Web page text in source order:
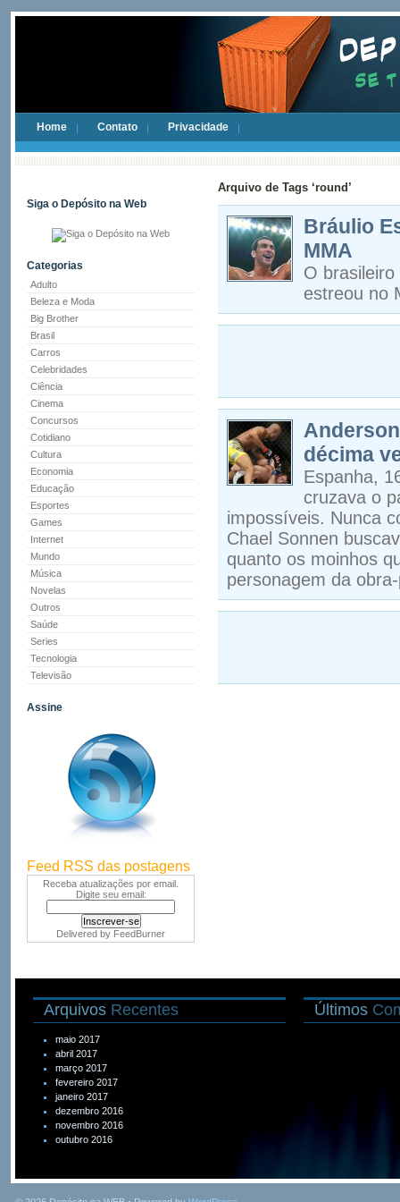
Home Contato Privacidade
Siga o Depósito na Web
Categorias
Adulto
Beleza e Moda
Big Brother
Brasil
Carros
Celebridades
Ciência
Cinema
Concursos
Cotidiano
Cultura
Economia
Educação
Esportes
Games
Internet
Mundo
Música
Novelas
Outros
Saúde
Series
Tecnologia
Televisão
Assine
Feed RSS das postagens
Receba atualizações por email.
Digite seu email:
Delivered by FeedBurner
Arquivo de Tags ‘round’
Bráulio
MMA
O
estreou no
décima
Espanha,
cruzava o
impossíveis. Nunca
Chael Sonnen
quanto os moinhos
personagem da
Arquivos Recentes
maio 2017
abril 2017
março 2017
fevereiro 2017
janeiro 2017
dezembro 2016
novembro 2016
outubro 2016
Últimos